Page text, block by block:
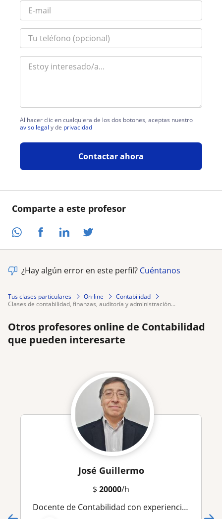
Comparte a este profesor
Al hacer clic en cualquiera de los dos botones, aceptas nuestro
aviso legal y de privacidad
Contactar ahora
¿Hay algún error en este perfil? Cuéntanos
Tus clases particulares On-line
Contabilidad
clases de contabilidad, finanzas, auditoría y administración...
Otros profesores online de Contabilidad
que pueden interesarte
José Guillermo
$ 20000/h
Docente de Contabilidad con experiencia en Universidades, Institutos profesionales y Liceos tecnicos. Contador Auditor, Universidad de Chile. Diplomados en IFRS, Inversiones, Reforma Tributaria. Jefe de Contabilidad.Excel Avanzado